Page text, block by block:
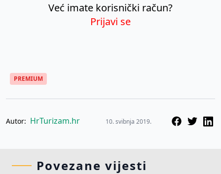
Već imate korisnički račun?
Prijavi se
PREMIUM
Autor: HrTurizam.hr 10. svibnja 2019.
Povezane vijesti